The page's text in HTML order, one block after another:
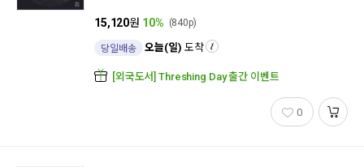
15,120원 10% (840p)
당일배송 오늘(일) 도착
[외국도서] Threshing Day 출간 이벤트
0